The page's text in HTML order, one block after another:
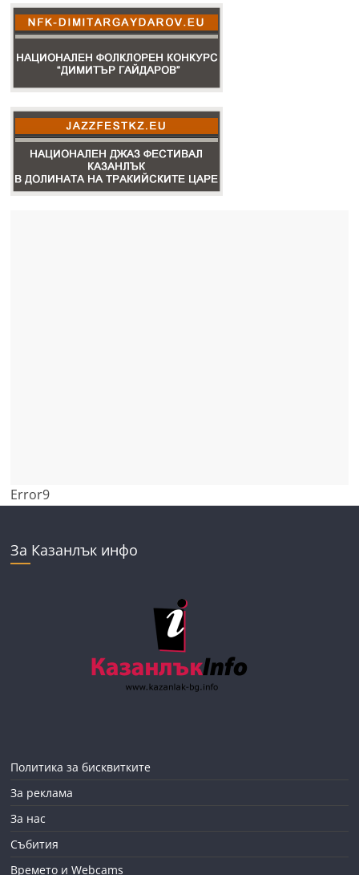
Error9
За Казанлък инфо
Политика за бисквитките
За реклама
За нас
Събития
Времето и Webcams